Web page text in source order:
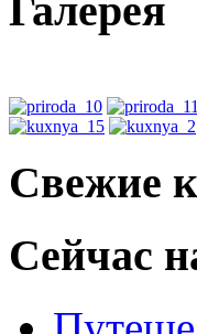
Галерея
Свежие
Сейчас